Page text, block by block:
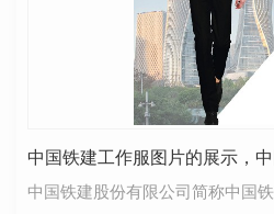
中国铁建工作服图片的展示，
中国铁建股份有限公司简称中国